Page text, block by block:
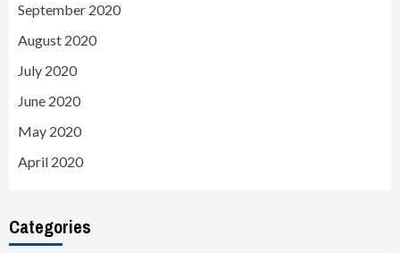
September 2020
August 2020
July 2020
June 2020
May 2020
April 2020
Categories